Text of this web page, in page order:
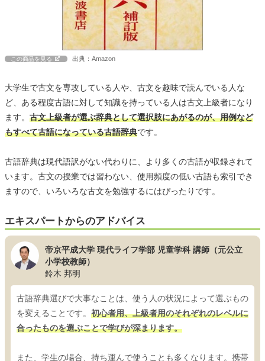
この商品を見る 出典：Amazon
大学生で古文を専攻している人や、古文を趣味で読んでいる人な
ど、ある程度古語に対して知識を持っている人は古文上級者になり
ます。 古文上級者が選ぶ辞典として選択肢にあがるのが、用例など
もすべて古語になっている古語辞典です。
古語辞典は現代語訳がない代わりに、より多くの古語が収録されて
います。古文の授業では習わない、使用頻度の低い古語も索引でき
ますので、いろいろな古文を勉強するにはぴったりです。
エキスパートからのアドバイス
帝京平成大学 現代ライフ学部 児童学科 講師（元公立
小学校教師）
鈴木 邦明
古語辞典選びで大事なことは、使う人の状況によって選ぶもの
を変えることです。 初心者用、上級者用のそれぞれのレベルに
合ったものを選ぶことで学びが深まります。
また、学生の場合、持ち運んで使うことも多くなります。携帯